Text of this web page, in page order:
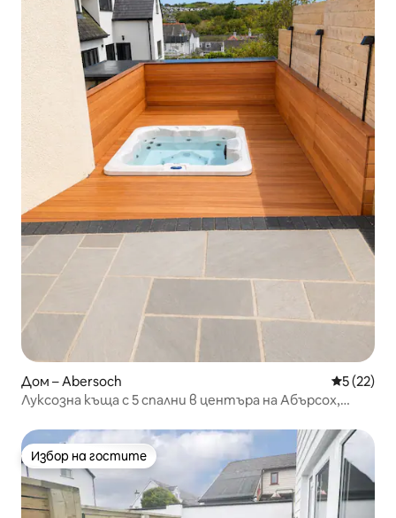
Дом – Abersoch Средна
5 (22)
Луксозна къща с 5 спални в центъра на Абърсох,
Избор на гостите
Избор на гостите